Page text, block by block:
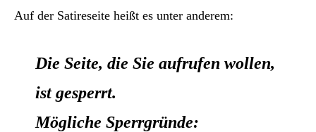
Auf der Satireseite heißt es unter anderem:
Die Seite, die Sie aufrufen wollen,
ist gesperrt.
Mögliche Sperrgründe: